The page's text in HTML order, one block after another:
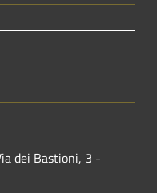
dei Bastioni, 3 -